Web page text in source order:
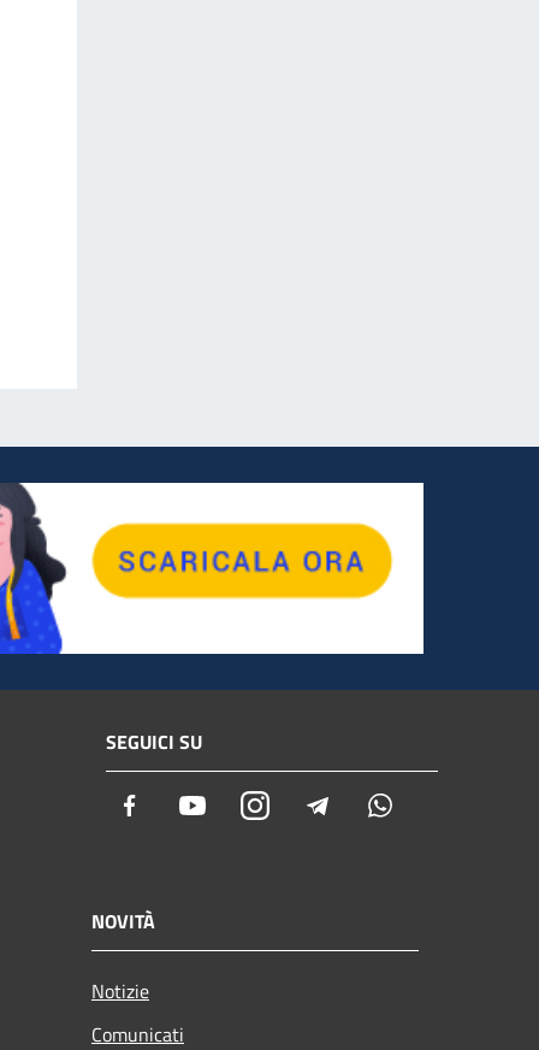
SEGUICI SU
Facebook YoutubeInstagramTelegram
NOVITÀ
Notizie
Comunicati